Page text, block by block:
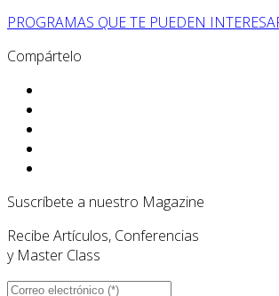
PROGRAMAS QUE TE PUEDEN
Compártelo
Suscríbete a nuestro Magazine
Recibe Artículos, Conferencias
y Master Class